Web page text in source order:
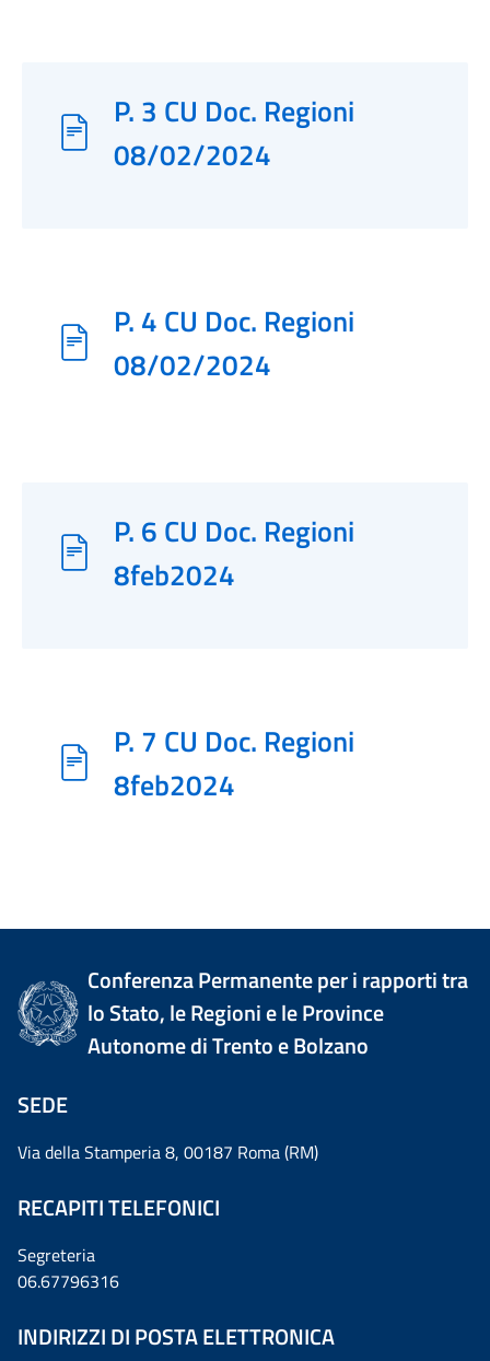
P. 3 CU Doc. Regioni
08/02/2024
P. 4 CU Doc. Regioni
08/02/2024
P. 6 CU Doc. Regioni
8feb2024
P. 7 CU Doc. Regioni
8feb2024
Conferenza Permanente per i rapporti tra
lo Stato, le Regioni e le Province
Autonome di Trento e Bolzano
SEDE
Via della Stamperia 8, 00187 Roma (RM)
RECAPITI TELEFONICI
Segreteria
06.67796316
INDIRIZZI DI POSTA ELETTRONICA